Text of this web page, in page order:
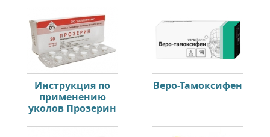
Инструкция по
применению
уколов Прозерин
Веро-Тамоксифен